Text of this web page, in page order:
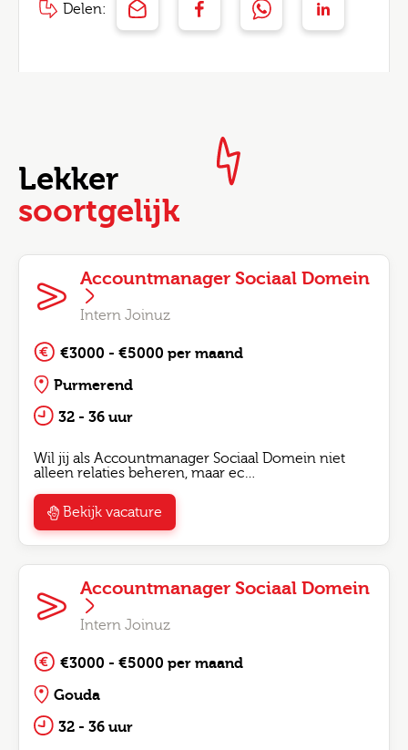
Delen:
Lekker
soortgelijk
Accountmanager Sociaal Domein
Intern Joinuz
€3000 - €5000 per maand
Purmerend
32 - 36 uur
Wil jij als Accountmanager Sociaal Domein niet
alleen relaties beheren, maar ec…
Bekijk vacature
Accountmanager Sociaal Domein
Intern Joinuz
€3000 - €5000 per maand
Gouda
32 - 36 uur